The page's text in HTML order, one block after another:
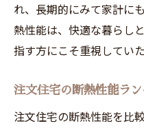
れ、長期的にみて家計に
熱性能は、快適な暮らし
指す方にこそ重視してい
注文住宅の断熱性能ラ
注文住宅の断熱性能を比